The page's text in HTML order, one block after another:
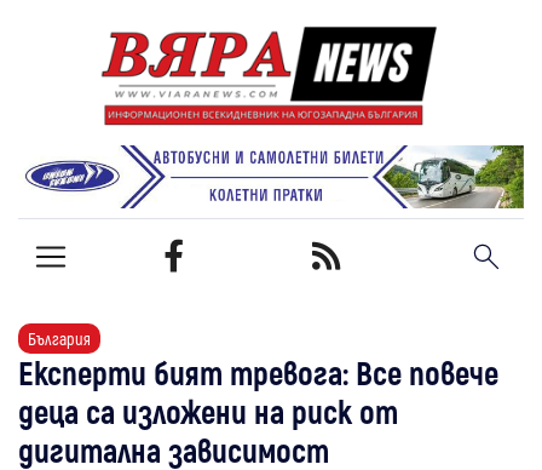
България
Експерти бият тревога: Все повече
деца са изложени на риск от
дигитална зависимост